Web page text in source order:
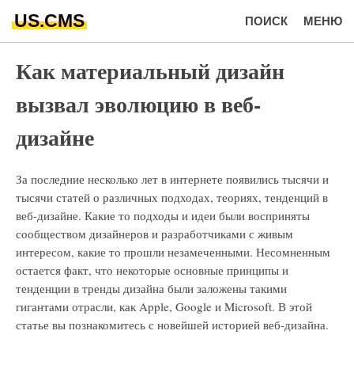
US.CMS МЕНЮ
ПОИСК
Как материальный дизайн
вызвал эволюцию в веб-
дизайне
За последние несколько лет в интернете появились тысячи и
тысячи статей о различных подходах, теориях, тенденций в
веб-дизайне. Какие то подходы и идеи были восприняты
сообществом дизайнеров и разработчиками с живым
интересом, какие то прошли незамеченными. Несомненным
остается факт, что некоторые основные принципы и
тенденции в тренды дизайна были заложены такими
гигантами отрасли, как Apple, Google и Microsoft. В этой
статье вы познакомитесь с новейшей историей веб-дизайна.